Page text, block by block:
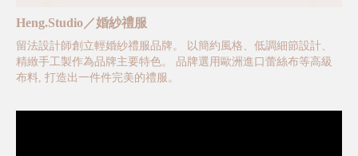
Heng.Studio／婚紗禮服
留法設計師創立輕婚紗禮服品牌。 以簡約風格、低調細節設計、
精緻手工製作為品牌主要特色。 品牌選用歐洲進口蕾絲布等高級
布料, 打造出一件件完美的禮服。